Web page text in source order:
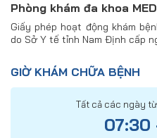
Phòng khám đa khoa
Giấy phép hoạt động khám
do Sở Y tế tỉnh Nam Định cấp
GIỜ KHÁM CHỮA BỆNH
Tất cả các ngày
07:30